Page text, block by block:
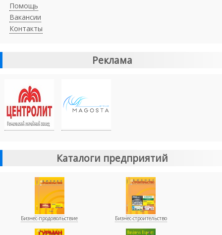
Помощь
Вакансии
Контакты
Реклама
Каталоги предприятий
Бизнес-продовольствие Бизнес-строительство